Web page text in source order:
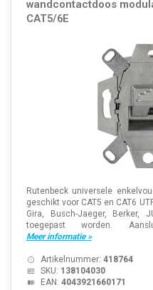
wandcontactdoos
CAT5/6E
Rutenbeck universele
geschikt voor CAT5 en CAT6
Gira, Busch-Jaeger, Berker,
toegepast worden.
Meer informatie »
Artikelnummer: 418764
SKU: 138104030
EAN: 4043921660171